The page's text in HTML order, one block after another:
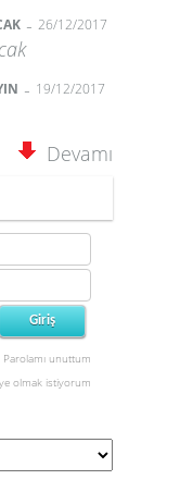
- 26/12/2017
- 19/12/2017
Devamı
Parolamı unuttum
olmak istiyorum